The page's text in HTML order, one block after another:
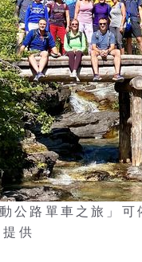
公路單車之旅」
供